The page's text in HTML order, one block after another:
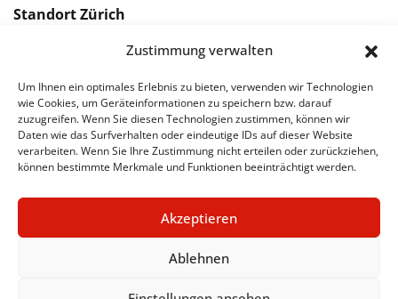
Zustimmung verwalten
Um Ihnen ein optimales Erlebnis zu bieten, verwenden wir Technologien
wie Cookies, um Geräteinformationen zu speichern bzw. darauf
zuzugreifen. Wenn Sie diesen Technologien zustimmen, können wir
Daten wie das Surfverhalten oder eindeutige IDs auf dieser Website
verarbeiten. Wenn Sie Ihre Zustimmung nicht erteilen oder zurückziehen,
können bestimmte Merkmale und Funktionen beeinträchtigt werden.
Akzeptieren
Ablehnen
Standort Zürich
Tel.: 043 288 38 88
Kontakt Zürich
Bewerbung Zürich
ImpressumDatenschutzerklärung